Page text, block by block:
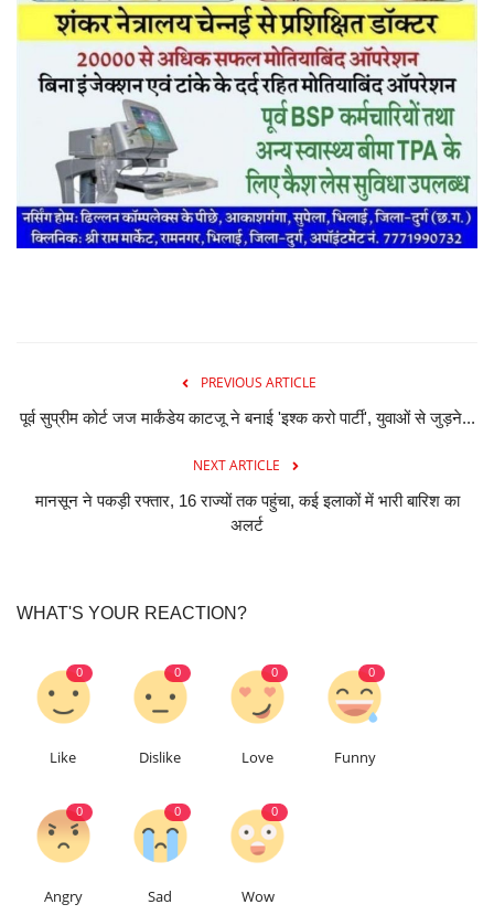
PREVIOUS ARTICLE
पूर्व सुप्रीम कोर्ट जज मार्कंडेय काटजू ने बनाई 'इश्क करो पार्टी', युवाओं से जुड़ने...
NEXT ARTICLE
मानसून ने पकड़ी रफ्तार, 16 राज्यों तक पहुंचा, कई इलाकों में भारी बारिश का
अलर्ट
WHAT'S YOUR REACTION?
0
Like
0
Dislike
0
Love
0
Funny
0
Angry
0
Sad
0
Wow